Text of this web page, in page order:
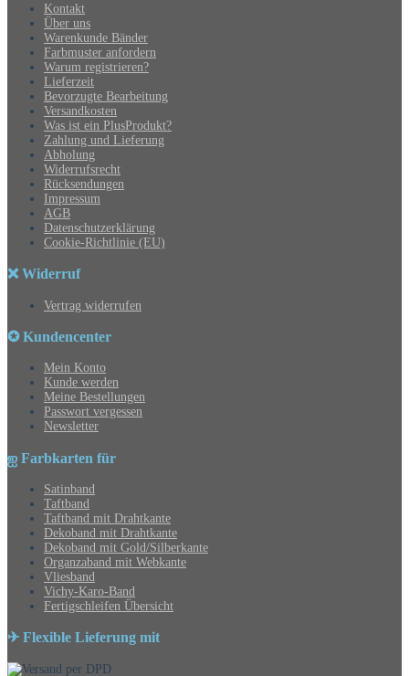
Kontakt
Über uns
Warenkunde Bänder
Farbmuster anfordern
Warum registrieren?
Lieferzeit
Bevorzugte Bearbeitung
Versandkosten
Was ist ein PlusProdukt?
Zahlung und Lieferung
Abholung
Widerrufsrecht
Rücksendungen
Impressum
AGB
Datenschutzerklärung
Cookie-Richtlinie (EU)
❌ Widerruf
Vertrag widerrufen
✪ Kundencenter
Mein Konto
Kunde werden
Meine Bestellungen
Passwort vergessen
Newsletter
ஐ Farbkarten für
Satinband
Taftband
Taftband mit Drahtkante
Dekoband mit Drahtkante
Dekoband mit Gold/Silberkante
Organzaband mit Webkante
Vliesband
Vichy-Karo-Band
Fertigschleifen Übersicht
✈ Flexible Lieferung mit